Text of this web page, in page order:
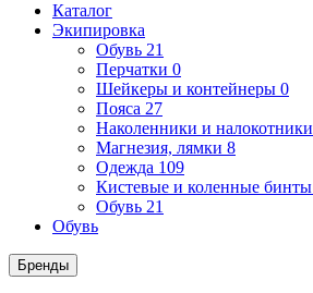
Каталог
Экипировка
Обувь 21
Перчатки 0
Шейкеры и контейнеры 0
Пояса 27
Наколенники и налокотники
Магнезия, лямки 8
Одежда 109
Кистевые и коленные бинты
Обувь 21
Обувь
Бренды